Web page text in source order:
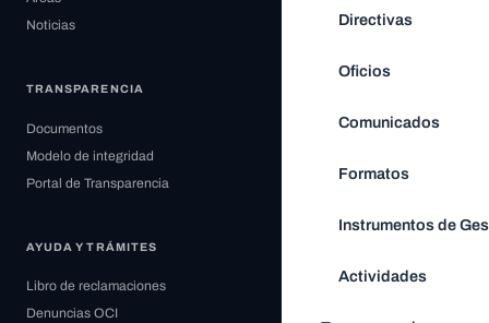
Directivas
Oficios
Comunicados
Formatos
Instrumentos de
Actividades
Noticias
TRANSPARENCIA
Documentos
Modelo de integridad
Portal de Transparencia
AYUDA Y TRÁMITES
Libro de reclamaciones
Denuncias OCI